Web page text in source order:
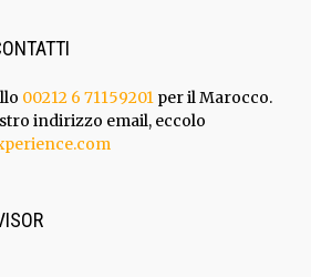
00212 6 71159201 per il Marocco.
indirizzo email, eccolo